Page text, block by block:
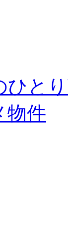
ひと
物件